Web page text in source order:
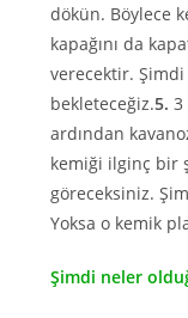
dökün. Böylece
kapağını da
verecektir. Şimdi
bekleteceğiz.5. 3
ardından
kemiği ilginç bir
göreceksiniz.
Yoksa o kemik
Şimdi neler